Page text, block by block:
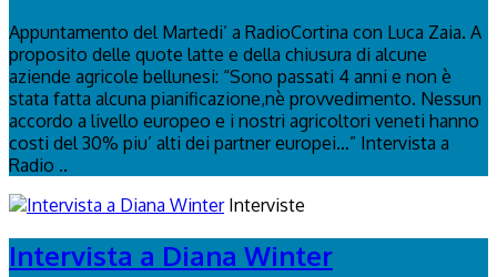
Appuntamento del Martedi’ a RadioCortina con Luca Zaia. A
proposito delle quote latte e della chiusura di alcune
aziende agricole bellunesi: “Sono passati 4 anni e non è
stata fatta alcuna pianificazione,nè provvedimento. Nessun
accordo a livello europeo e i nostri agricoltori veneti hanno
costi del 30% piu’ alti dei partner europei…” Intervista a
Radio ..
Interviste
Intervista a Diana Winter